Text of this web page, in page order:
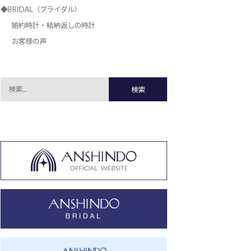
◆BRIDAL（ブライダル）
婚約時計・結納返しの時計
お客様の声